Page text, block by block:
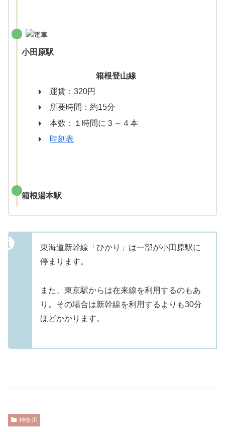
小田原駅
箱根登山線
運賃：320円
所要時間：約15分
本数：１時間に３～４本
時刻表
箱根湯本駅
東海道新幹線「ひかり」は一部が小田原駅に
停まります。
また、東京駅からは在来線を利用するのもあ
り。その場合は新幹線を利用するよりも30分
ほどかかります。
神奈川